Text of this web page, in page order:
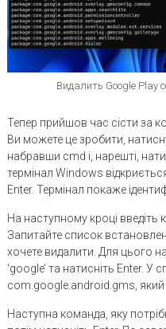
Видалить Google Play
Тепер прийшов час сісти за
Ви можете це зробити,
набравши cmd і, нарешті,
термінал Windows
Enter. Термінал покаже
На наступному кроці введіть
Запитайте список
хочете видалити. Для цього
‘google’ та натисніть Enter. У
com.google.android.gms, який
Наступна команда, яку